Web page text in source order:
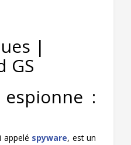
:
appelé spyware, est un